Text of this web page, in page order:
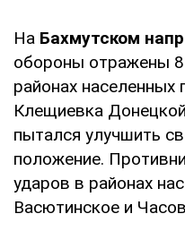
На Бахмутском
обороны отражены 8
районах населенных
Клещиевка
пытался улучшить
положение.
ударов в районах
Васютинское и